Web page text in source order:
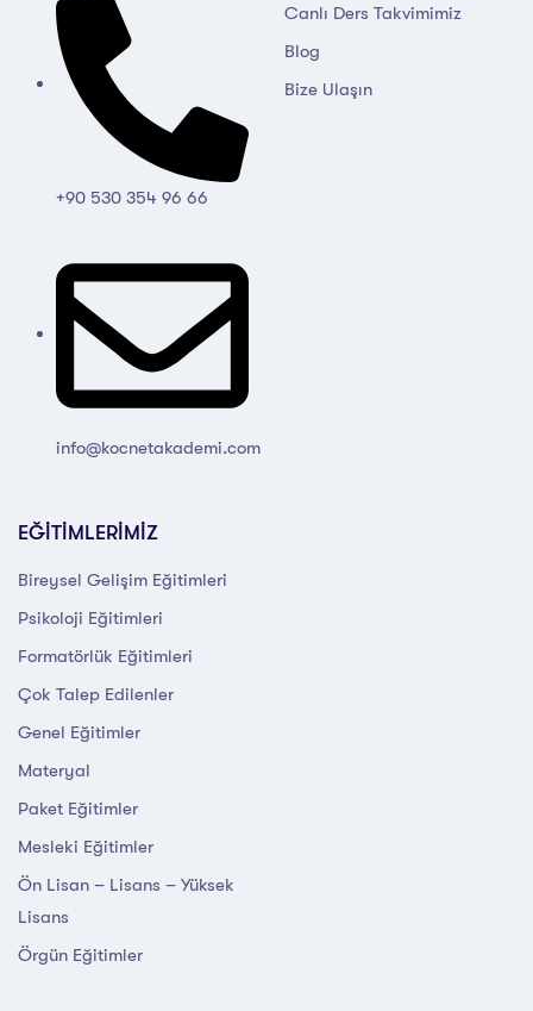
+90 530 354 96 66
info@kocnetakademi.com
Canlı Ders Takvimimiz
Blog
Bize Ulaşın
EĞİTİMLERİMİZ
Bireysel Gelişim Eğitimleri
Psikoloji Eğitimleri
Formatörlük Eğitimleri
Çok Talep Edilenler
Genel Eğitimler
Materyal
Paket Eğitimler
Mesleki Eğitimler
Ön Lisan – Lisans – Yüksek
Lisans
Örgün Eğitimler